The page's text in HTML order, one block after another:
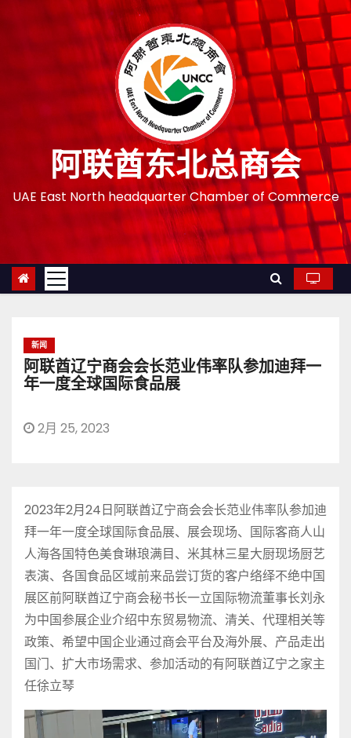
阿联酋东北总商会
UAE East North headquarter Chamber of Commerce
新闻
阿联酋辽宁商会会长范业伟率队参加迪拜一
年一度全球国际食品展
2月 25, 2023
2023年2月24日阿联酋辽宁商会会长范业伟率队参加迪
拜一年一度全球国际食品展、展会现场、国际客商人山
人海各国特色美食琳琅满目、米其林三星大厨现场厨艺
表演、各国食品区域前来品尝订货的客户络绎不绝中国
展区前阿联酋辽宁商会秘书长一立国际物流董事长刘永
为中国参展企业介绍中东贸易物流、清关、代理相关等
政策、希望中国企业通过商会平台及海外展、产品走出
国门、扩大市场需求、参加活动的有阿联酋辽宁之家主
任徐立琴
视